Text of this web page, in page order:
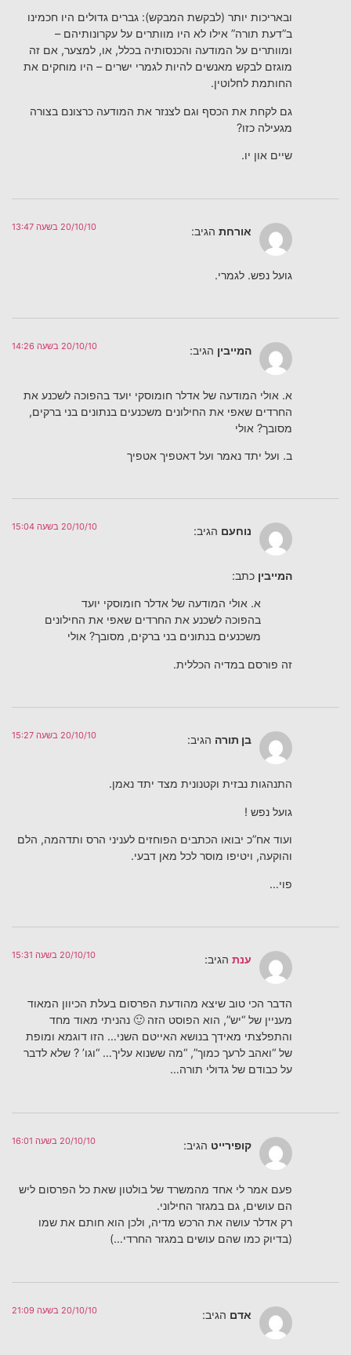
ובאריכות יותר (לבקשת המבקש): גברים גדולים היו חכמינו
ב”דעת תורה” אילו לא היו מוותרים על עקרונותיהם –
ומוותרים על המודעה והכנסותיה בכלל, או, למצער, אם זה
מוגזם לבקש מאנשים להיות לגמרי ישרים – היו מוחקים את
החותמת לחלוטין.
גם לקחת את הכסף וגם לצנזר את המודעה כרצונם בצורה
מגעילה כזו?
שיים און יו.
אורחת הגיב: 20/10/10 בשעה 13:47
גועל נפש. לגמרי.
המייבין הגיב: 20/10/10 בשעה 14:26
א. אולי המודעה של אדלר חומוסקי יועד בהפוכה לשכנע את
החרדים שאפי את החילונים משכנעים בנתונים בני ברקים,
מסובך? אולי
ב. ועל יתד נאמר ועל דאטפיך אטפיך
נוחעם הגיב: 20/10/10 בשעה 15:04
המייבין כתב:
א. אולי המודעה של אדלר חומוסקי יועד
בהפוכה לשכנע את החרדים שאפי את החילונים
משכנעים בנתונים בני ברקים, מסובך? אולי
זה פורסם במדיה הכללית.
בן תורה הגיב: 20/10/10 בשעה 15:27
התנהגות נבזית וקטנונית מצד יתד נאמן.
גועל נפש !
ועוד אח”כ יבואו הכתבים הפוחזים לעניני הרס ותדהמה, הלם
והוקעה, ויטיפו מוסר לכל מאן דבעי.
פוי…
ענת הגיב: 20/10/10 בשעה 15:31
הדבר הכי טוב שיצא מהודעת הפרסום בעלת הכיוון המאוד
מעניין של “יש”, הוא הפוסט הזה 🙂 נהניתי מאוד מחד
והתפלצתי מאידך בנושא האייטם השני… הזו דוגמא ומופת
של “ואהב לרעך כמוך”, “מה ששנוא עליך… “וגו’ ? שלא לדבר
על כבודם של גדולי תורה…
קופירייט הגיב: 20/10/10 בשעה 16:01
פעם אמר לי אחד מהמשרד של בולטון שאת כל הפרסום ליש
הם עושים, גם במגזר החילוני.
רק אדלר עושה את הרכש מדיה, ולכן הוא חותם את שמו
(בדיוק כמו שהם עושים במגזר החרדי…)
אדם הגיב: 20/10/10 בשעה 21:09